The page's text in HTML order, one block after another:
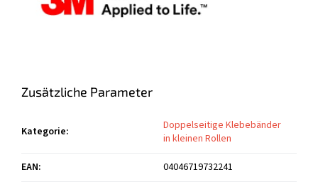
Zusätzliche Parameter
Kategorie:
Doppelseitige Klebebänder
in kleinen Rollen
EAN: 04046719732241